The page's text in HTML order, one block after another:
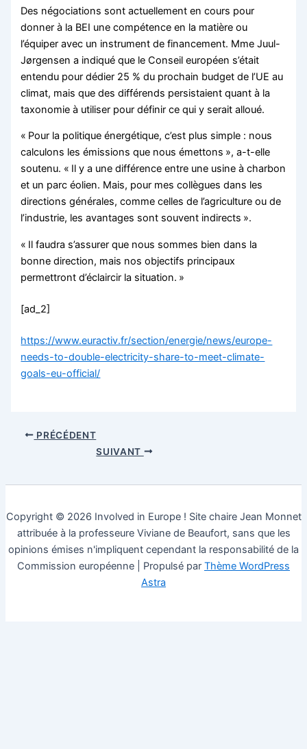
Des négociations sont actuellement en cours pour
donner à la BEI une compétence en la matière ou
l’équiper avec un instrument de financement. Mme Juul-
Jørgensen a indiqué que le Conseil européen s’était
entendu pour dédier 25 % du prochain budget de l’UE au
climat, mais que des différends persistaient quant à la
taxonomie à utiliser pour définir ce qui y serait alloué.
« Pour la politique énergétique, c’est plus simple : nous
calculons les émissions que nous émettons », a-t-elle
soutenu. « Il y a une différence entre une usine à charbon
et un parc éolien. Mais, pour mes collègues dans les
directions générales, comme celles de l’agriculture ou de
l’industrie, les avantages sont souvent indirects ».
« Il faudra s’assurer que nous sommes bien dans la
bonne direction, mais nos objectifs principaux
permettront d’éclaircir la situation. »
[ad_2]
https://www.euractiv.fr/section/energie/news/europe-
needs-to-double-electricity-share-to-meet-climate-
goals-eu-official/
PRÉCÉDENT
SUIVANT
Copyright © 2026 Involved in Europe ! Site chaire Jean Monnet
attribuée à la professeure Viviane de Beaufort, sans que les
opinions émises n'impliquent cependant la responsabilité de la
Commission européenne | Propulsé par Thème WordPress
Astra